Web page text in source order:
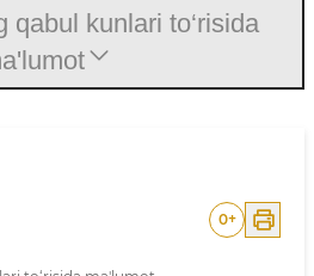
0+
qabul kunlari to‘risida